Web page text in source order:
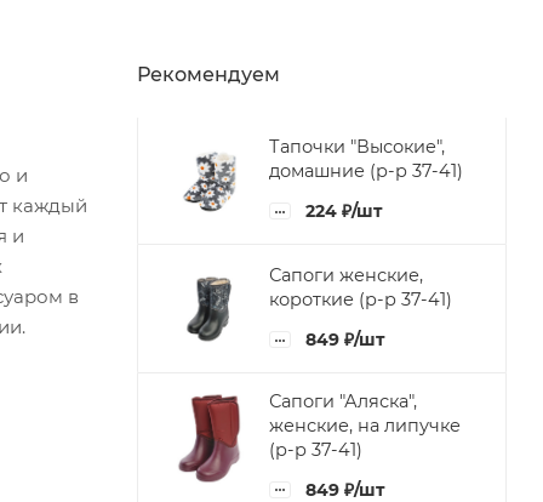
и
каждый
и
в
Рекомендуем
Тапочки "Высокие",
домашние (р-р 37-41)
224 ₽/шт
Сапоги женские,
короткие (р-р 37-41)
849 ₽/шт
Сапоги "Аляска",
женские, на липучке
(р-р 37-41)
849 ₽/шт